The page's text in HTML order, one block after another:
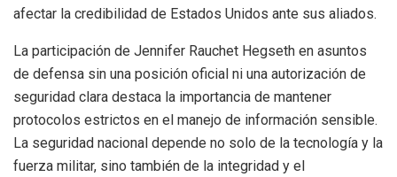
afectar la credibilidad de Estados Unidos ante sus aliados.
La participación de Jennifer Rauchet Hegseth en asuntos
de defensa sin una posición oficial ni una autorización de
seguridad clara destaca la importancia de mantener
protocolos estrictos en el manejo de información sensible.
La seguridad nacional depende no solo de la tecnología y la
fuerza militar, sino también de la integridad y el